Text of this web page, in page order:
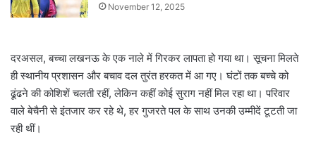
November 12, 2025
दरअसल, बच्चा लखनऊ के एक नाले में गिरकर लापता हो गया था। सूचना मिलते
ही स्थानीय प्रशासन और बचाव दल तुरंत हरकत में आ गए। घंटों तक बच्चे को
ढूंढने की कोशिशें चलती रहीं, लेकिन कहीं कोई सुराग नहीं मिल रहा था। परिवार
वाले बेचैनी से इंतजार कर रहे थे, हर गुजरते पल के साथ उनकी उम्मीदें टूटती जा
रही थीं।